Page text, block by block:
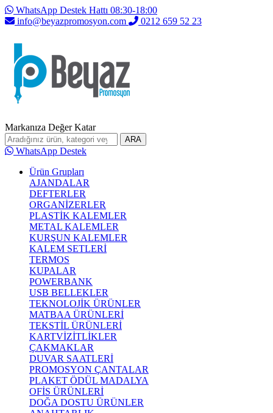
WhatsApp Destek Hattı 08:30-18:00
info@beyazpromosyon.com
0212 659 52 23
Markanıza Değer Katar
ARA
WhatsApp Destek
Ürün Grupları
AJANDALAR
DEFTERLER
ORGANİZERLER
PLASTİK KALEMLER
METAL KALEMLER
KURŞUN KALEMLER
KALEM SETLERİ
TERMOS
KUPALAR
POWERBANK
USB BELLEKLER
TEKNOLOJİK ÜRÜNLER
MATBAA ÜRÜNLERİ
TEKSTİL ÜRÜNLERİ
KARTVİZİTLİKLER
ÇAKMAKLAR
DUVAR SAATLERİ
PROMOSYON ÇANTALAR
PLAKET ÖDÜL MADALYA
OFİS ÜRÜNLERİ
DOĞA DOSTU ÜRÜNLER